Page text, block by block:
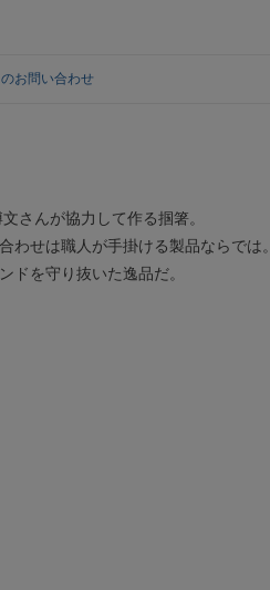
お問い合わせ
さんが協力して作る掴箸。
わせは職人が手掛ける製品ならでは。
ドを守り抜いた逸品だ。